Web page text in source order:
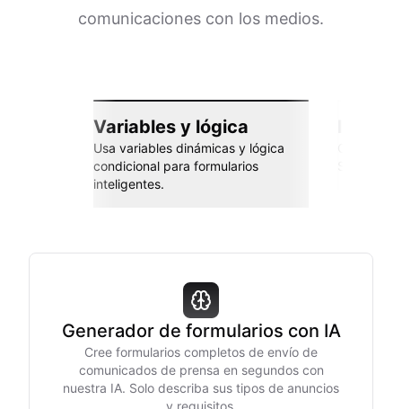
comunicaciones con los medios.
Variables y lógica
Usa variables dinámicas y lógica
condicional para formularios
inteligentes.
Generador de formularios con IA
Cree formularios completos de envío de
comunicados de prensa en segundos con
nuestra IA. Solo describa sus tipos de anuncios
y requisitos.